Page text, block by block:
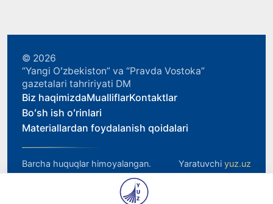
© 2026
“Yangi Oʻzbekiston” va “Pravda Vostoka”
gazetalari tahririyati DM
Biz haqimizdaMualliflarKontaktlar
Boʻsh ish oʻrinlari
Materiallardan foydalanish qoidalari
Barcha huquqlar himoyalangan. Yaratuvchi yuz.uz